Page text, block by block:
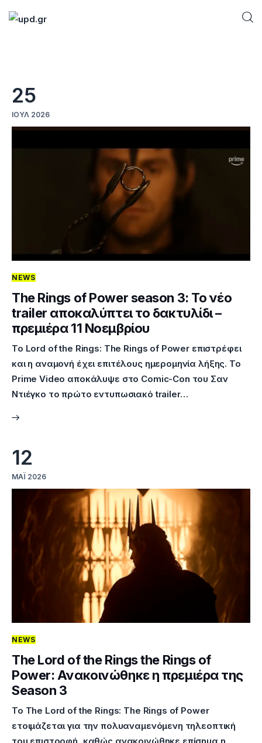
How To
Blog
25
ΙΟΎΛ 2026
NEWS
The Rings of Power season 3: Το νέο
trailer αποκαλύπτει το δακτυλίδι –
πρεμιέρα 11 Νοεμβρίου
Το Lord of the Rings: The Rings of Power επιστρέφει
και η αναμονή έχει επιτέλους ημερομηνία λήξης. Το
Prime Video αποκάλυψε στο Comic-Con του Σαν
Ντιέγκο το πρώτο εντυπωσιακό trailer…
12
ΜΆΙ 2026
NEWS
The Lord of the Rings the Rings of
Power: Ανακοινώθηκε η πρεμιέρα της
Season 3
Το The Lord of the Rings: The Rings of Power
ετοιμάζεται για την πολυαναμενόμενη τηλεοπτική